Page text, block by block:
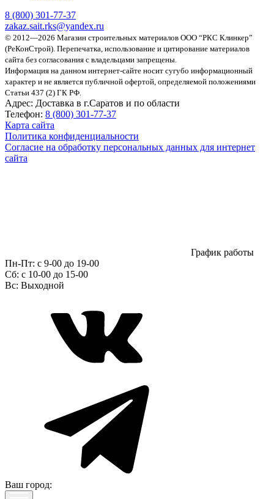
8 (800) 301-77-37
zakaz.sait.rks@yandex.ru
© 2012—2026 Магазин строительных материалов ООО “РКС Клинкер”
(РеКонСтрой). Перепечатка, использование и цитирование материалов
сайта без согласования с владельцами запрещены.
Информация на данном интернет-сайте носит сугубо информационный
характер и не является публичной офертой, определяемой положениями
Статьи 437 (2) ГК РФ.
Адрес: Доставка в г.Саратов и по области
Телефон: 8 (800) 301-77-37
Карта сайта
Политика конфиденциальности
Согласие на обработку персональных данных для интернет
сайта
График работы
Пн-Пт: с 9-00 до 19-00
Сб: c 10-00 до 15-00
Вс: Выходной
Ваш город: